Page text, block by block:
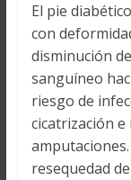
El pie
con
disminución
sanguíneo
riesgo de
cicatrización e
resequedad